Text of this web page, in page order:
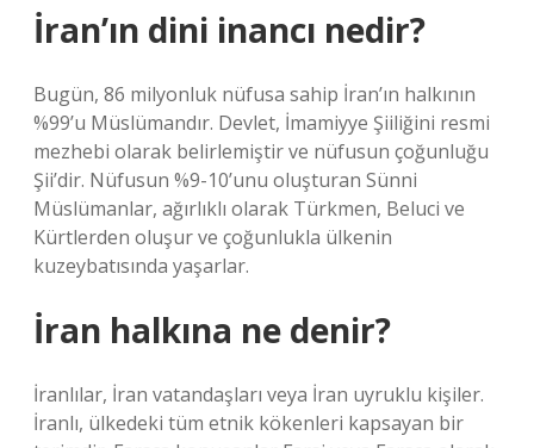
İran’ın dini inancı nedir?
Bugün, 86 milyonluk nüfusa sahip İran’ın halkının
%99’u Müslümandır. Devlet, İmamiyye Şiiliğini resmi
mezhebi olarak belirlemiştir ve nüfusun çoğunluğu
Şii’dir. Nüfusun %9-10’unu oluşturan Sünni
Müslümanlar, ağırlıklı olarak Türkmen, Beluci ve
Kürtlerden oluşur ve çoğunlukla ülkenin
kuzeybatısında yaşarlar.
İran halkına ne denir?
İranlılar, İran vatandaşları veya İran uyruklu kişiler.
İranlı, ülkedeki tüm etnik kökenleri kapsayan bir